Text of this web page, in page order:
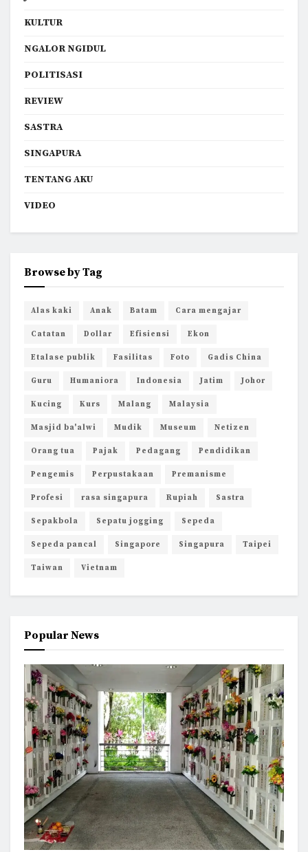
KULTUR
NGALOR NGIDUL
POLITISASI
REVIEW
SASTRA
SINGAPURA
TENTANG AKU
VIDEO
Browse by Tag
Alas kaki Anak Batam Cara mengajar
Catatan Dollar Efisiensi Ekon
Etalase publik Fasilitas Foto Gadis China
Guru Humaniora Indonesia Jatim Johor
Kucing Kurs Malang Malaysia
Masjid ba'alwi Mudik Museum Netizen
Orang tua Pajak Pedagang Pendidikan
Pengemis Perpustakaan Premanisme
Profesi rasa singapura Rupiah Sastra
Sepakbola Sepatu jogging Sepeda
Sepeda pancal Singapore Singapura Taipei
Taiwan Vietnam
Popular News